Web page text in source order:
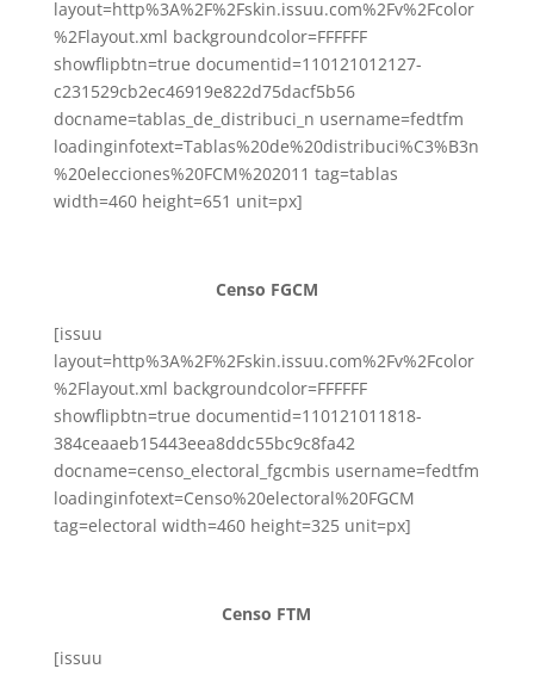
layout=http%3A%2F%2Fskin.issuu.com%2Fv%2Fcolor
%2Flayout.xml backgroundcolor=FFFFFF
showflipbtn=true documentid=110121012127-
c231529cb2ec46919e822d75dacf5b56
docname=tablas_de_distribuci_n username=fedtfm
loadinginfotext=Tablas%20de%20distribuci%C3%B3n
%20elecciones%20FCM%202011 tag=tablas
width=460 height=651 unit=px]
Censo FGCM
[issuu
layout=http%3A%2F%2Fskin.issuu.com%2Fv%2Fcolor
%2Flayout.xml backgroundcolor=FFFFFF
showflipbtn=true documentid=110121011818-
384ceaaeb15443eea8ddc55bc9c8fa42
docname=censo_electoral_fgcmbis username=fedtfm
loadinginfotext=Censo%20electoral%20FGCM
tag=electoral width=460 height=325 unit=px]
Censo FTM
[issuu